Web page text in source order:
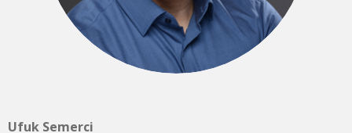
Ufuk Semerci